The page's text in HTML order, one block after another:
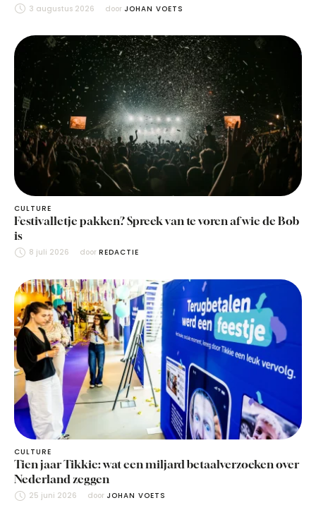
3 augustus 2026 door JOHAN VOETS
CULTURE
Festivalletje pakken? Spreek van te voren af wie de Bob
is
8 juli 2026 door REDACTIE
CULTURE
Tien jaar Tikkie: wat een miljard betaalverzoeken over
Nederland zeggen
25 juni 2026 door JOHAN VOETS